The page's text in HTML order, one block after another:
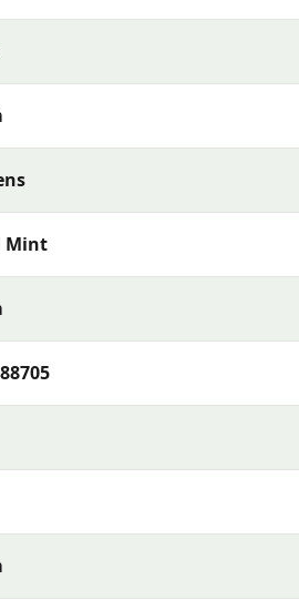
reinig de stof met een vochtige
cm
of WhatsApp. Ons team van
Mint